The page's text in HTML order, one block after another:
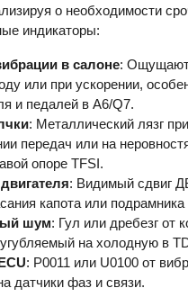
о необходимости
индикаторы:
в салоне:
или при ускорении,
и педалей в A6/Q7.
: Металлический лязг при
передач или на
опоре TFSI.
: Видимый сдвиг
капота или подрамника
шум: Гул или дребезг от
на холодную в
: P0011 или U0100 от
датчики фаз и связи.